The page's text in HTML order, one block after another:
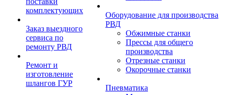
комплектующих
Заказ выездного
сервиса по
ремонту РВД
Ремонт и
изготовление
шлангов ГУР
Оборудование для производства
РВД
Обжимные станки
Прессы для общего
производства
Отрезные станки
Окорочные станки
Пневматика